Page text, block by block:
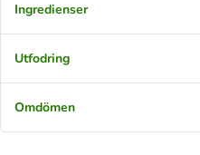
Ingredienser
Utfodring
Omdömen